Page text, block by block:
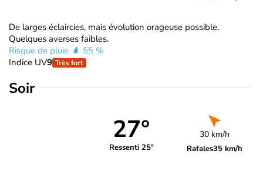
De larges éclaircies, mais évolution orageuse possible.
Quelques averses faibles.
Risque de pluie
55 %
Indice UV9 Très fort
Soir
27°
Ressenti 25°
30 km/h
Rafales35 km/h